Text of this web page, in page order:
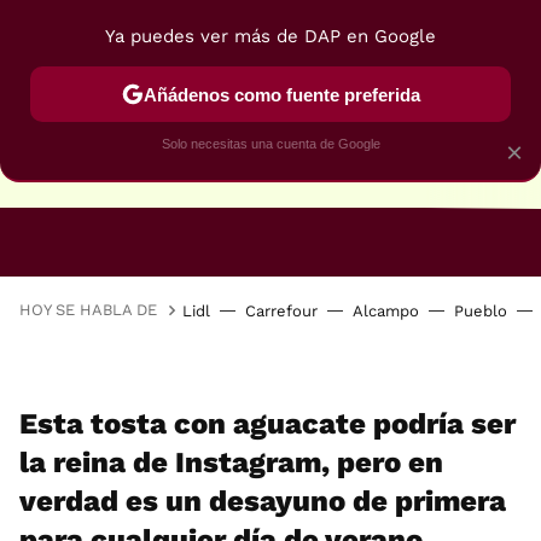
HOY SE HABLA DE Lidl Carrefour Alcampo Pueblo
Esta tosta con aguacate podría ser
la reina de Instagram, pero en
verdad es un desayuno de primera
×
Ya puedes ver más de DAP en Google
Añádenos como fuente preferida
Solo necesitas una cuenta de Google